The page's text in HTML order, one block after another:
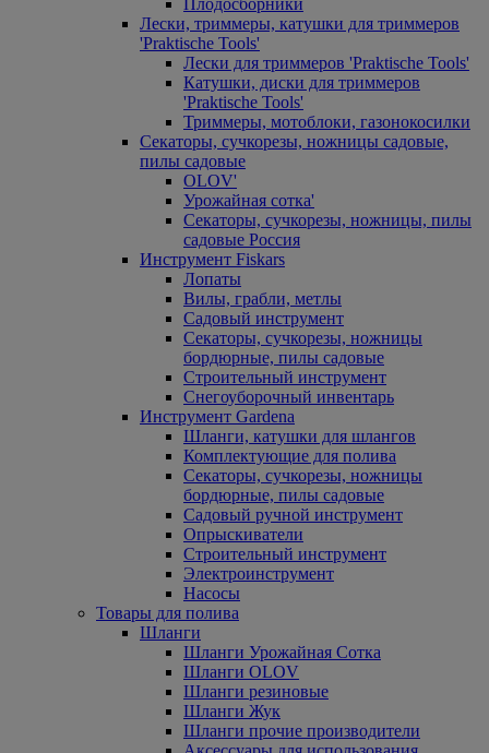
Плодосборники
Лески, триммеры, катушки для триммеров
'Praktische Tools'
Лески для триммеров 'Praktische Tools'
Катушки, диски для триммеров
'Praktische Tools'
Триммеры, мотоблоки, газонокосилки
Секаторы, сучкорезы, ножницы садовые,
пилы садовые
OLOV'
Урожайная сотка'
Секаторы, сучкорезы, ножницы, пилы
садовые Россия
Инструмент Fiskars
Лопаты
Вилы, грабли, метлы
Садовый инструмент
Секаторы, сучкорезы, ножницы
бордюрные, пилы садовые
Строительный инструмент
Снегоуборочный инвентарь
Инструмент Gardena
Шланги, катушки для шлангов
Комплектующие для полива
Секаторы, сучкорезы, ножницы
бордюрные, пилы садовые
Садовый ручной инструмент
Опрыскиватели
Строительный инструмент
Электроинструмент
Насосы
Товары для полива
Шланги
Шланги Урожайная Сотка
Шланги OLOV
Шланги резиновые
Шланги Жук
Шланги прочие производители